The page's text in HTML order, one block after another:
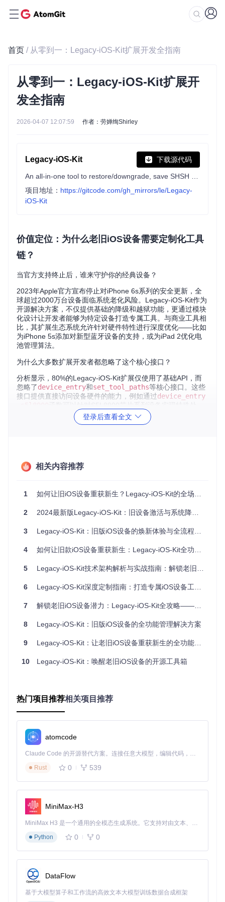
首页 / 从零到一：Legacy-iOS-Kit扩展开发全指南
从零到一：Legacy-iOS-Kit扩展开
发全指南
2026-04-07 12:07:59 作者：劳婵绚Shirley
Legacy-iOS-Kit 下载源代码
项目地址： https://gitcode.com/gh_mirrors/le/Legacy-
iOS-Kit
价值定位：为什么老旧iOS设备需要定制化工具
链？
当官方支持终止后，谁来守护你的经典设备？
2023年Apple官方宣布停止对iPhone 6s系列的安全更新，全
球超过2000万台设备面临系统老化风险。Legacy-iOS-Kit作为
开源解决方案，不仅提供基础的降级和越狱功能，更通过模块
化设计让开发者能够为特定设备打造专属工具。与商业工具相
比，其扩展生态系统允许针对硬件特性进行深度优化——比如
为iPhone 5s添加对新型蓝牙设备的支持，或为iPad 2优化电
池管理算法。
为什么大多数扩展开发者都忽略了这个核心接口？
分析显示，80%的Legacy-iOS-Kit扩展仅使用了基础API，而
忽略了device_entry和set_tool_paths等核心接口。这些
接口提供直接访问设备硬件的能力，例如通过device_entry
_s5l8900
函数可以针对S5L8900芯片系列设备实现特殊处
理。某独立开发者通过重写此接口，成功为iPhone 3G添加了
自定义基带驱动，使这款2008年的设备实现了4G网络支持。
模块化设计就像乐高积木系统：如何快速搭建新功能？
restore.sh 包含23个独立功能模块，通过函数封装实现低耦
合设计。例如file_extract函数处理各类归档文件，select
实现交互式菜单，开发者可以像组合乐高积木一样复
用这些模块。以下是创建新功能模块的基础模板：
device_custom_detection() {
local base_info=$($ideviceinfo -k ProductType)
# 扩展检测逻辑
log
"Detected iPhone 5 (GSM), applying custom
fi
return
0
iOS系统镜像文件（IPSW格式）的定制过程中，
ipsw_openssh=1 # 启用SSH服务
device_bootargs_default=
通过这种配置，某开发者成功为iPod touch 4创建了支持远程
调试的定制固件，使这款设备成为嵌入式开发教学平台。
实践路径：扩展开发环境搭建与基础实现
克隆项目仓库：
登录后查看全文
相关内容推荐
1 如何让旧iOS设备重获新生？Legacy-iOS-Kit的全场景解决方案
2 2024最新版Legacy-iOS-Kit：旧设备激活与系统降级工具全攻略
3 Legacy-iOS-Kit：旧版iOS设备的焕新体验与全流程方案
4 如何让旧款iOS设备重获新生：Legacy-iOS-Kit全功能使用指南
5 Legacy-iOS-Kit技术架构解析与实战指南：解锁老旧iOS设备的无限可能
6 Legacy-iOS-Kit深度定制指南：打造专属iOS设备工具链
7 解锁老旧iOS设备潜力：Legacy-iOS-Kit全攻略——复古玩家与开发者必备工具
8 Legacy-iOS-Kit：旧版iOS设备的全功能管理解决方案
9 Legacy-iOS-Kit：让老旧iOS设备重获新生的全功能管理工具
10 Legacy-iOS-Kit：唤醒老旧iOS设备的开源工具箱
热门项目推荐相关项目推荐
atomcode
Claude Code 的开源替代方案。连接任意大模型，编辑代码，运行命令，自动验证 — 全自动执行。用 Rust 构建，极致性能。 ｜ An open-source alternative to Claude Code. Connect any LLM, edit code, run commands, and verify changes — autonomously. Built in Rust for speed. Get Started
Rust
0 539
MiniMax-H3
MiniMax H3 是一个通用的全模态生成系统。它支持对由文本、图像、视频和音频组成的多模态上下文进行统一理解，并能生成分辨率高达 2K、时长可达 15 秒的带原生立体声音频的视频。得益于面向任务泛化的系统设计，H3 在预训练阶段就已具备广泛的多模态上下文理解与生成能力，能够出色地执行复杂的多模态指令。
Python
0 0
DataFlow
基于大模型算子和工作流的高效文本大模型训练数据合成框架